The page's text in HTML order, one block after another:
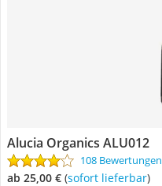
Alucia Organics ALU012
108 Bewertungen
ab 25,00 € ( Sofort lieferbar)